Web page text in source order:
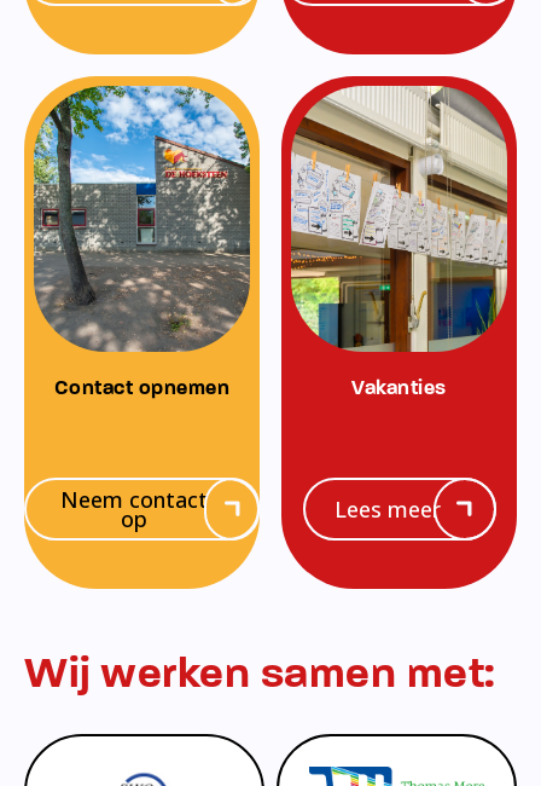
Contact opnemen
Neem contact
op
Vakanties
Lees meer
Wij werken samen met: